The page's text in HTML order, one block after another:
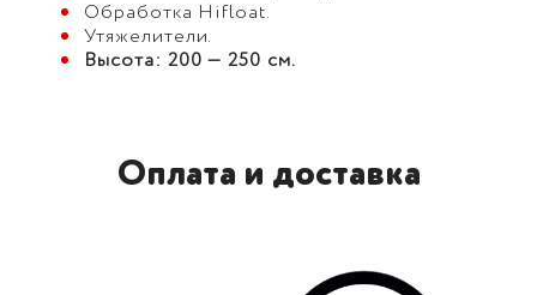
Обработка Hifloat.
Утяжелители.
Высота: 200 — 250 см.
Оплата и доставка